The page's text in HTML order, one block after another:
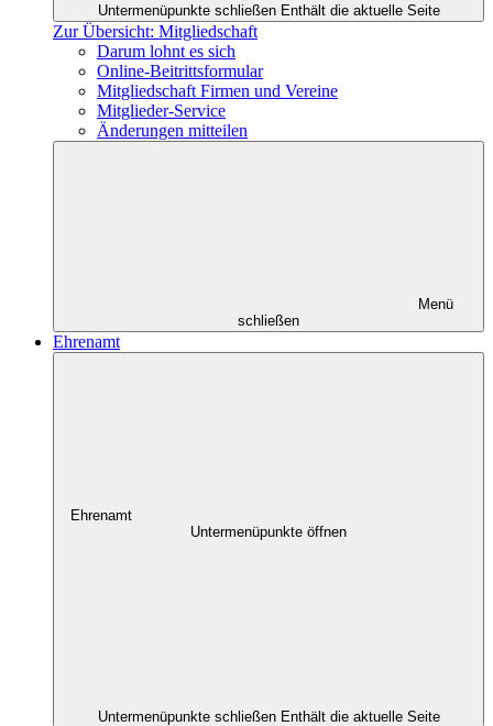
Untermenüpunkte schließen Enthält die aktuelle Seite
Zur Übersicht: Mitgliedschaft
Darum lohnt es sich
Online-Beitrittsformular
Mitgliedschaft Firmen und Vereine
Mitglieder-Service
Änderungen mitteilen
Menü
schließen
Ehrenamt
Ehrenamt
Untermenüpunkte öffnen
Untermenüpunkte schließen Enthält die aktuelle Seite